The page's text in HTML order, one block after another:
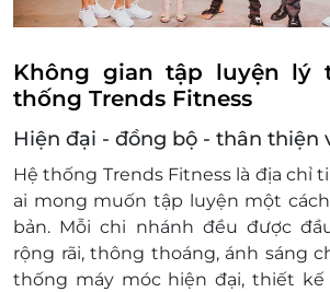
trình khuyến mãi khác
Không gian tập luyện lý
thống Trends Fitness
Hiện đại - đồng bộ - thân thiện
Hệ thống Trends Fitness là địa chỉ
ai mong muốn tập luyện một
bản. Mỗi chi nhánh đều được
rộng rãi, thông thoáng, ánh sáng
thống máy móc hiện đại, thiết kế